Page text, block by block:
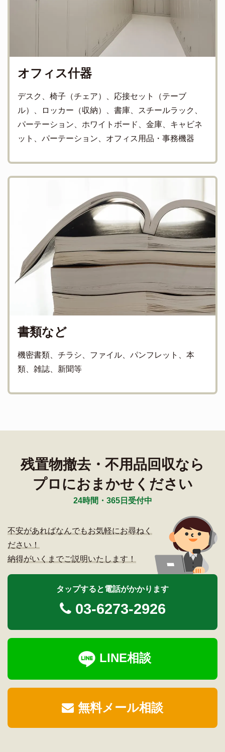
オフィス什器
デスク、椅子（チェア）、応接セット（テーブ
ル）、ロッカー（収納）、書庫、スチールラック、
パーテーション、ホワイトボード、金庫、キャビネ
ット、パーテーション、オフィス用品・事務機器
書類など
機密書類、チラシ、ファイル、パンフレット、本
類、雑誌、新聞等
残置物撤去・不用品回収なら
プロにおまかせください
24時間・365日受付中
不安があればなんでもお気軽にお尋ねく
ださい！
納得がいくまでご説明いたします！
タップすると電話がかかります
03-6273-2926
LINE相談
無料メール相談